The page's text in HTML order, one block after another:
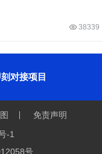
38339
对接项目
免责声明
-1
号